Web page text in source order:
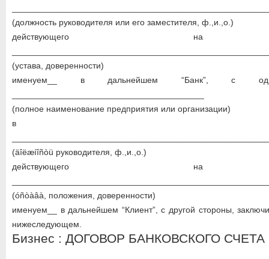
(должность руководителя или его заместителя, ф.,и.,о.)
действующего на
(устава, доверенности)
именуем__ в дальнейшем “Банк”, с
(полное наименование предприятия или организации)
в
(äîëæíîñòü руководителя, ф.,и.,о.)
действующего на
(óñòàâà, положения, доверенности)
именуем__ в дальнейшем “Клиент”, с другой стороны,
нижеследующем.
Бизнес : ДОГОВОР БАНКОВСКОГО СЧЕТА